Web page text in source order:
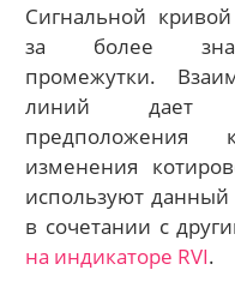
Сигнальной
за более
промежутки.
линий дает
предположения
изменения
используют
в сочетании с
на индикаторе RVI.